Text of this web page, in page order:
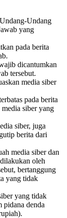
Undang
yang
pada berita
dicantumkan
tersebut.
media siber
pada berita
siber yang
siber, juga
berita dari
media siber dan
oleh
bertanggung
yang tidak
yang tidak
pidana denda